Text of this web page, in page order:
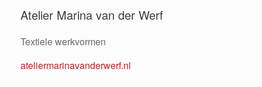
Atelier Marina van der Werf
Textiele werkvormen
ateliermarinavanderwerf.nl